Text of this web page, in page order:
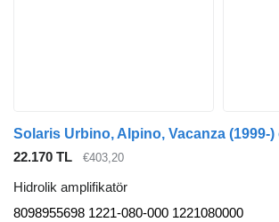
22.170 TL €403,20
Hidrolik amplifikatör
8098955698 1221-080-000 1221080000